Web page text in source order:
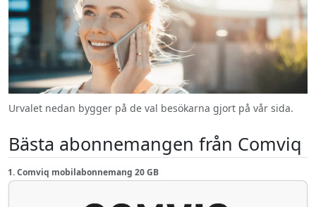
Urvalet nedan bygger på de val besökarna gjort på vår sida.
Bästa abonnemangen från Comviq
1. Comviq mobilabonnemang 20 GB